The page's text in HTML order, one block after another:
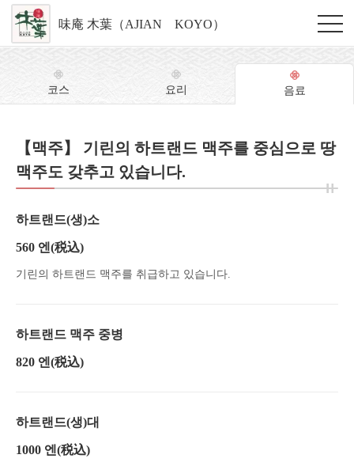
味庵 木葉（AJIAN KOYO）
코스 요리 음료
【맥주】 기린의 하트랜드 맥주를 중심으로 땅
맥주도 갖추고 있습니다.
하트랜드(생)소
560 엔 (税込)
기린의 하트랜드 맥주를 취급하고 있습니다.
하트랜드 맥주 중병
820 엔 (税込)
하트랜드(생)대
1000 엔 (税込)